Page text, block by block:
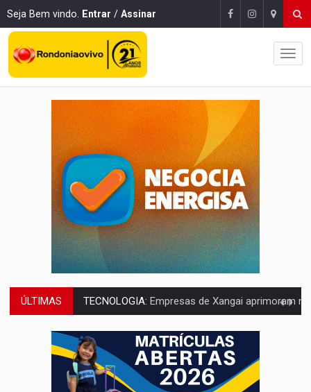
Seja Bem vindo. Entrar / Assinar
ÚLTIMAS PROTEGE A TERRA:China descobre como explodir asteroide com bomba
VÍDEO:Motociclista morre após bater na traseira de
PARECE UM NUGGET: Essa receita com frango virou o meu
EMPREENDEDORISMO:7 negócios que podem começar com pouco dinheiro e